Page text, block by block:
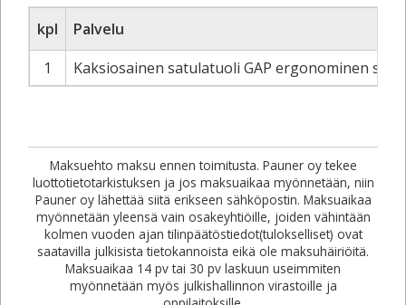
kpl
Palvelu
1
Kaksiosainen satulatuoli GAP ergonominen
Maksuehto maksu ennen toimitusta. Pauner oy tekee
luottotietotarkistuksen ja jos maksuaikaa myönnetään, niin
Pauner oy lähettää siitä erikseen sähköpostin. Maksuaikaa
myönnetään yleensä vain osakeyhtiöille, joiden vähintään
kolmen vuoden ajan tilinpäätöstiedot(tulokselliset) ovat
saatavilla julkisista tietokannoista eikä ole maksuhäiriöitä.
Maksuaikaa 14 pv tai 30 pv laskuun useimmiten
myönnetään myös julkishallinnon virastoille ja